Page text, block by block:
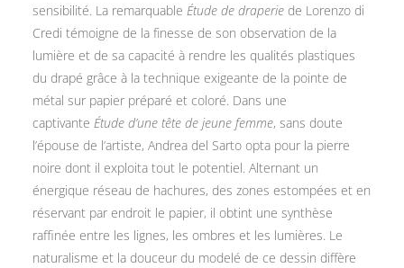
sensibilité. La remarquable Étude de draperie de Lorenzo di
Credi témoigne de la finesse de son observation de la
lumière et de sa capacité à rendre les qualités plastiques
du drapé grâce à la technique exigeante de la pointe de
métal sur papier préparé et coloré. Dans une
captivante Étude d’une tête de jeune femme, sans doute
l’épouse de l’artiste, Andrea del Sarto opta pour la pierre
noire dont il exploita tout le potentiel. Alternant un
énergique réseau de hachures, des zones estompées et en
réservant par endroit le papier, il obtint une synthèse
raffinée entre les lignes, les ombres et les lumières. Le
naturalisme et la douceur du modelé de ce dessin diffère